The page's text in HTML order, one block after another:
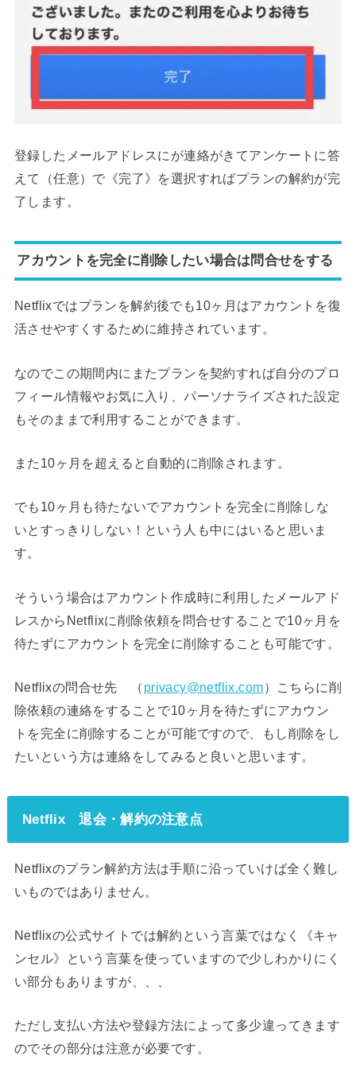
登録したメールアドレスにが連絡がきてアンケートに答
えて（任意）で《完了》を選択すればプランの解約が完
了します。
アカウントを完全に削除したい場合は問合せをする
Netflixではプランを解約後でも10ヶ月はアカウントを復
活させやすくするために維持されています。
なのでこの期間内にまたプランを契約すれば自分のプロ
フィール情報やお気に入り、パーソナライズされた設定
もそのままで利用することができます。
また10ヶ月を超えると自動的に削除されます。
でも10ヶ月も待たないでアカウントを完全に削除しな
いとすっきりしない！という人も中にはいると思いま
す。
そういう場合はアカウント作成時に利用したメールアド
レスからNetflixに削除依頼を問合せすることで10ヶ月を
待たずにアカウントを完全に削除することも可能です。
Netflixの問合せ先 （ privacy@netflix.com）こちらに削
除依頼の連絡をすることで10ヶ月を待たずにアカウン
トを完全に削除することが可能ですので、もし削除をし
たいという方は連絡をしてみると良いと思います。
Netflix 退会・解約の注意点
Netflixのプラン解約方法は手順に沿っていけば全く難し
いものではありません。
Netflixの公式サイトでは解約という言葉ではなく《キャ
ンセル》という言葉を使っていますので少しわかりにく
い部分もありますが、、、
ただし支払い方法や登録方法によって多少違ってきます
のでその部分は注意が必要です。